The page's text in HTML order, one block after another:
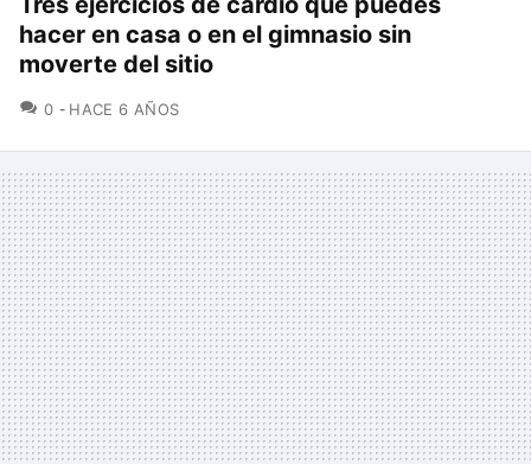
hacer en casa o en el gimnasio sin
moverte del sitio
0 COMENTARIOS
HACE 6 AÑOS